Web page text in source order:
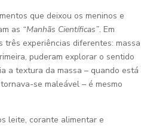
que deixou os meninos e
as “Manhãs Científicas”. Em
três experiências diferentes: massa
puderam explorar o sentido
a textura da massa – quando está
se maleável – é mesmo
leite, corante alimentar e